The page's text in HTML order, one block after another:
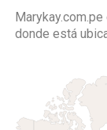
donde está